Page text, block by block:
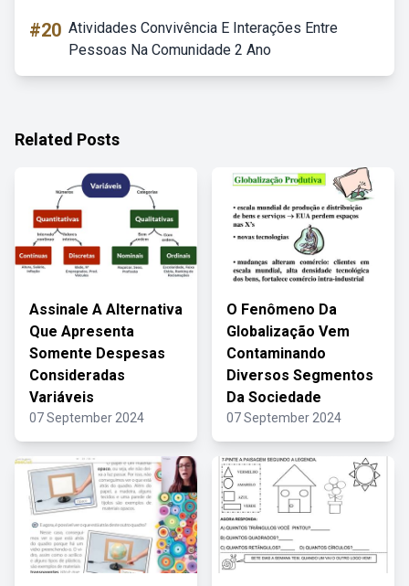
#20 Atividades Convivência E Interações Entre
Pessoas Na Comunidade 2 Ano
Related Posts
Assinale A Alternativa
Que Apresenta
Somente Despesas
Consideradas
Variáveis
07 September 2024
O Fenômeno Da
Globalização Vem
Contaminando
Diversos Segmentos
Da Sociedade
07 September 2024